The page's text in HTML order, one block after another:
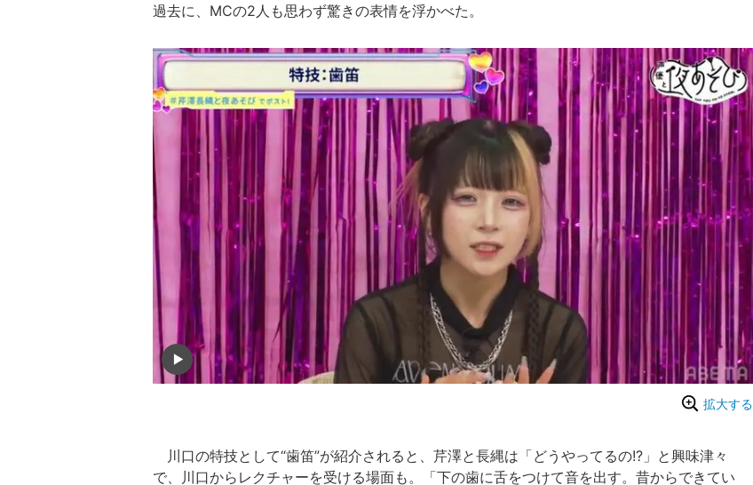
過去に、MCの2人も思わず驚きの表情を浮かべた。
拡大する
川口の特技として“歯笛”が紹介されると、芹澤と長縄は「どうやってるの!?」と興味津々
で、川口からレクチャーを受ける場面も。「下の歯に舌をつけて音を出す。昔からできてい